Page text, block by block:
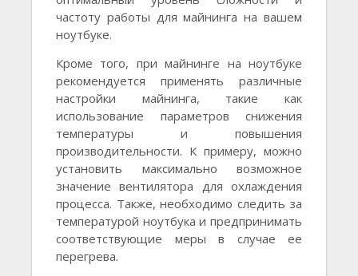
частоту работы для майнинга на вашем
ноутбуке.
Кроме того, при майнинге на ноутбуке
рекомендуется применять различные
настройки майнинга, такие как
использование параметров снижения
температуры и повышения
производительности. К примеру, можно
установить максимально возможное
значение вентилятора для охлаждения
процесса. Также, необходимо следить за
температурой ноутбука и предпринимать
соответствующие меры в случае ее
перегрева.